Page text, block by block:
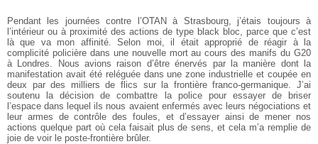
Pendant les journées contre l’OTAN à Strasbourg, j’étais toujours à
l’intérieur ou à proximité des actions de type black bloc, parce que c’est
là que va mon affinité. Selon moi, il était approprié de réagir à la
complicité policière dans une nouvelle mort au cours des manifs du G20
à Londres. Nous avions raison d’être énervés par la manière dont la
manifestation avait été reléguée dans une zone industrielle et coupée en
deux par des milliers de flics sur la frontière franco-germanique. J’ai
soutenu la décision de combattre la police pour essayer de briser
l’espace dans lequel ils nous avaient enfermés avec leurs négociations et
leur armes de contrôle des foules, et d’essayer ainsi de mener nos
actions quelque part où cela faisait plus de sens, et cela m’a remplie de
joie de voir le poste-frontière brûler.